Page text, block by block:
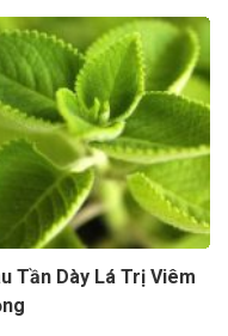
Tần Dày Lá Trị Viêm